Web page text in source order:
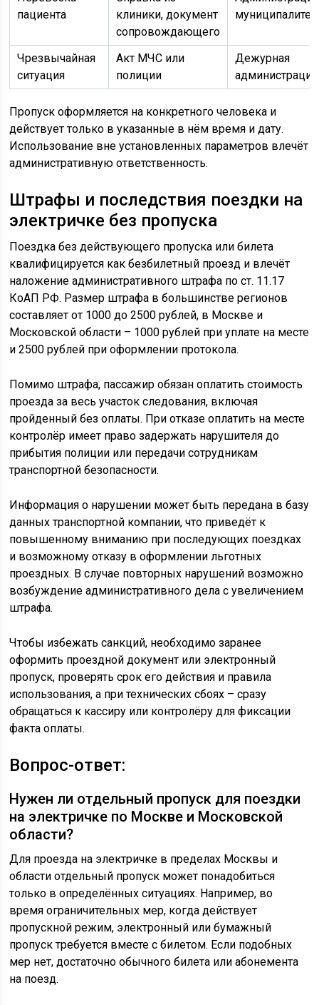
пациента
клиники, документ
сопровождающего
Чрезвычайная
ситуация
Акт МЧС или
полиции
Дежурная
администрация
Пропуск оформляется на конкретного человека и
действует только в указанные в нём время и дату.
Использование вне установленных параметров влечёт
административную ответственность.
Штрафы и последствия поездки на
электричке без пропуска
Поездка без действующего пропуска или билета
квалифицируется как безбилетный проезд и влечёт
наложение административного штрафа по ст. 11.17
КоАП РФ. Размер штрафа в большинстве регионов
составляет от 1000 до 2500 рублей, в Москве и
Московской области – 1000 рублей при уплате на месте
и 2500 рублей при оформлении протокола.
Помимо штрафа, пассажир обязан оплатить стоимость
проезда за весь участок следования, включая
пройденный без оплаты. При отказе оплатить на месте
контролёр имеет право задержать нарушителя до
прибытия полиции или передачи сотрудникам
транспортной безопасности.
Информация о нарушении может быть передана в базу
данных транспортной компании, что приведёт к
повышенному вниманию при последующих поездках
и возможному отказу в оформлении льготных
проездных. В случае повторных нарушений возможно
возбуждение административного дела с увеличением
штрафа.
Чтобы избежать санкций, необходимо заранее
оформить проездной документ или электронный
пропуск, проверять срок его действия и правила
использования, а при технических сбоях – сразу
обращаться к кассиру или контролёру для фиксации
факта оплаты.
Вопрос-ответ:
Нужен ли отдельный пропуск для поездки
на электричке по Москве и Московской
области?
Для проезда на электричке в пределах Москвы и
области отдельный пропуск может понадобиться
только в определённых ситуациях. Например, во
время ограничительных мер, когда действует
пропускной режим, электронный или бумажный
пропуск требуется вместе с билетом. Если подобных
мер нет, достаточно обычного билета или абонемента
на поезд.